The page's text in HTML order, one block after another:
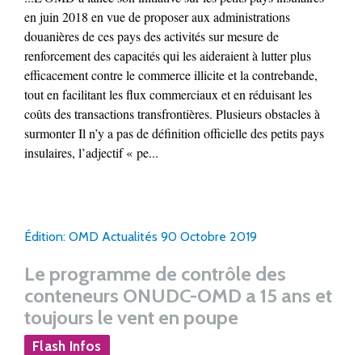
en juin 2018 en vue de proposer aux administrations
douanières de ces pays des activités sur mesure de
renforcement des capacités qui les aideraient à lutter plus
efficacement contre le commerce illicite et la contrebande,
tout en facilitant les flux commerciaux et en réduisant les
coûts des transactions transfrontières. Plusieurs obstacles à
surmonter Il n’y a pas de définition officielle des petits pays
insulaires, l’adjectif « pe...
Édition: OMD Actualités 90 Octobre 2019
Le programme de contrôle des
conteneurs ONUDC-OMD a 15 ans et
toujours le vent en poupe
Flash Infos